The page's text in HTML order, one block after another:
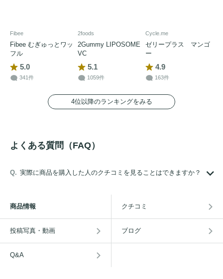
Fibee
Fibee むぎゅっとワッ
フル
5.0
341件
2foods
2Gummy LIPOSOME
VC
5.1
1059件
Cycle.me
ゼリープラス マンゴ
ー
4.9
163件
4位以降のランキングをみる
よくある質問（FAQ）
実際に商品を購入した人のクチコミを見ることはできますか？
商品情報 クチコミ
投稿写真・動画 ブログ
Q&A